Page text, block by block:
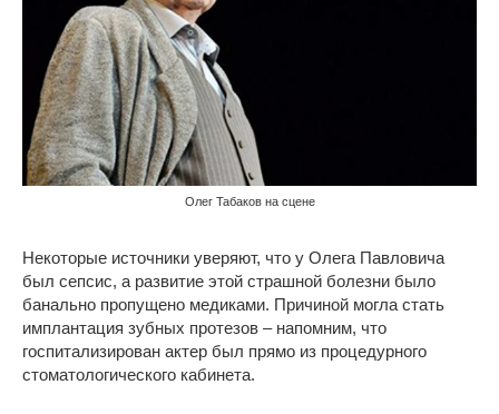
Олег Табаков на сцене
Некоторые источники уверяют, что у Олега Павловича
был сепсис, а развитие этой страшной болезни было
банально пропущено медиками. Причиной могла стать
имплантация зубных протезов – напомним, что
госпитализирован актер был прямо из процедурного
стоматологического кабинета.